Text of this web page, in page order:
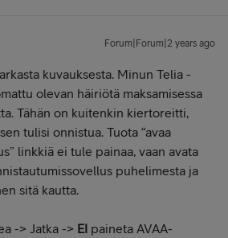
Forum|Forum|2 years ago
kuvauksesta. Minun Telia -
olevan häiriötä maksamisessa
Tähän on kuitenkin kiertoreitti,
tulisi onnistua. Tuota “avaa
linkkiä ei tule painaa, vaan avata
puhelimesta ja
sitä kautta.
-> Jatka -> EI paineta AVAA-